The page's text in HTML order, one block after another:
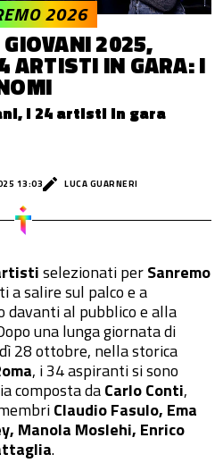
2025,
ARTISTI IN GARA: I
i 24 artisti in gara
2026
13:03 LUCA GUARNERI
selezionati perSanremo
a salire sul palco e a
al pubblico e alla
una lunga giornata di
28 ottobre, nella storica
, i 34 aspiranti si sono
composta daCarlo Conti,
Claudio Fasulo, Ema
Manola Moslehi, Enrico
.